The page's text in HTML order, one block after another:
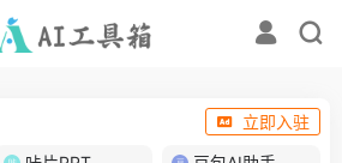
立即入驻